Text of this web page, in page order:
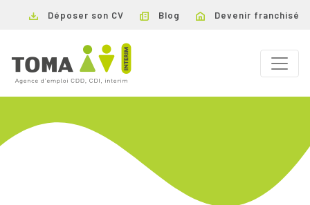
Déposer son CV Blog Devenir franchisé